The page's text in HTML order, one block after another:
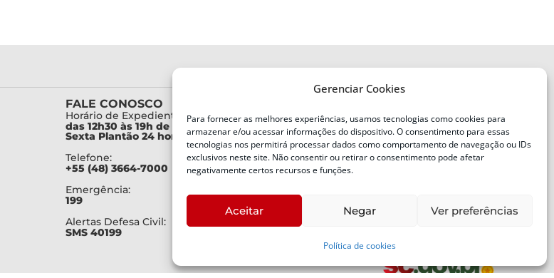
Gerenciar Cookies
Para fornecer as melhores experiências, usamos tecnologias como cookies para
armazenar e/ou acessar informações do dispositivo. O consentimento para essas
tecnologias nos permitirá processar dados como comportamento de navegação ou IDs
exclusivos neste site. Não consentir ou retirar o consentimento pode afetar
negativamente certos recursos e funções.
Aceitar Negar Ver preferências
Política de cookies
FALE CONOSCO
Horário de Expediente:
das 12h30 às 19h de Segunda a
Sexta Plantão 24 horas diariamente
Telefone:
+55 (48) 3664-7000
Emergência:
199
Alertas Defesa Civil:
SMS 40199
Defesa Civil do Estado de Santa
Catarina
Av. Ivo Silveira, nº 2320
Bairro:
Capoeiras, Florianópolis, SC
88085-001